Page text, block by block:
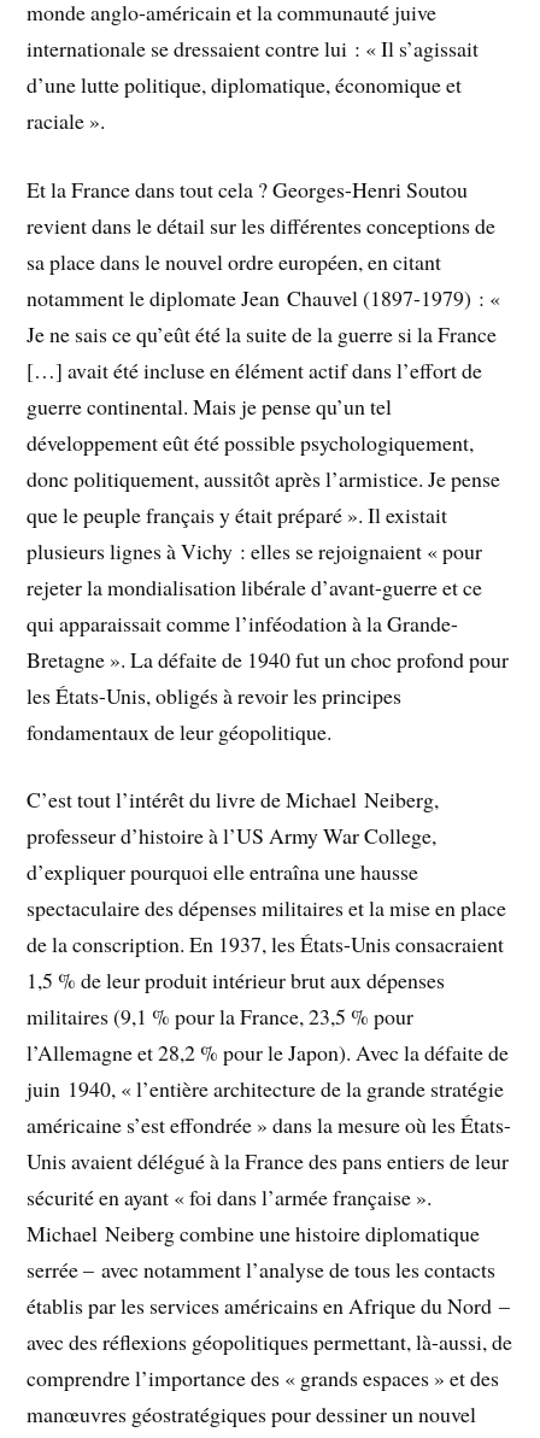
monde anglo-américain et la communauté juive
internationale se dressaient contre lui : « Il s’agissait
d’une lutte politique, diplomatique, économique et
raciale ».
Et la France dans tout cela ? Georges-Henri Soutou
revient dans le détail sur les différentes conceptions de
sa place dans le nouvel ordre européen, en citant
notamment le diplomate Jean Chauvel (1897-1979) : «
Je ne sais ce qu’eût été la suite de la guerre si la France
[…] avait été incluse en élément actif dans l’effort de
guerre continental. Mais je pense qu’un tel
développement eût été possible psychologiquement,
donc politiquement, aussitôt après l’armistice. Je pense
que le peuple français y était préparé ». Il existait
plusieurs lignes à Vichy : elles se rejoignaient « pour
rejeter la mondialisation libérale d’avant-guerre et ce
qui apparaissait comme l’inféodation à la Grande-
Bretagne ». La défaite de 1940 fut un choc profond pour
les États-Unis, obligés à revoir les principes
fondamentaux de leur géopolitique.
C’est tout l’intérêt du livre de Michael Neiberg,
professeur d’histoire à l’US Army War College,
d’expliquer pourquoi elle entraîna une hausse
spectaculaire des dépenses militaires et la mise en place
de la conscription. En 1937, les États-Unis consacraient
1,5 % de leur produit intérieur brut aux dépenses
militaires (9,1 % pour la France, 23,5 % pour
l’Allemagne et 28,2 % pour le Japon). Avec la défaite de
juin 1940, « l’entière architecture de la grande stratégie
américaine s’est effondrée » dans la mesure où les États-
Unis avaient délégué à la France des pans entiers de leur
sécurité en ayant « foi dans l’armée française ».
Michael Neiberg combine une histoire diplomatique
serrée – avec notamment l’analyse de tous les contacts
établis par les services américains en Afrique du Nord –
avec des réflexions géopolitiques permettant, là-aussi, de
comprendre l’importance des « grands espaces » et des
manœuvres géostratégiques pour dessiner un nouvel